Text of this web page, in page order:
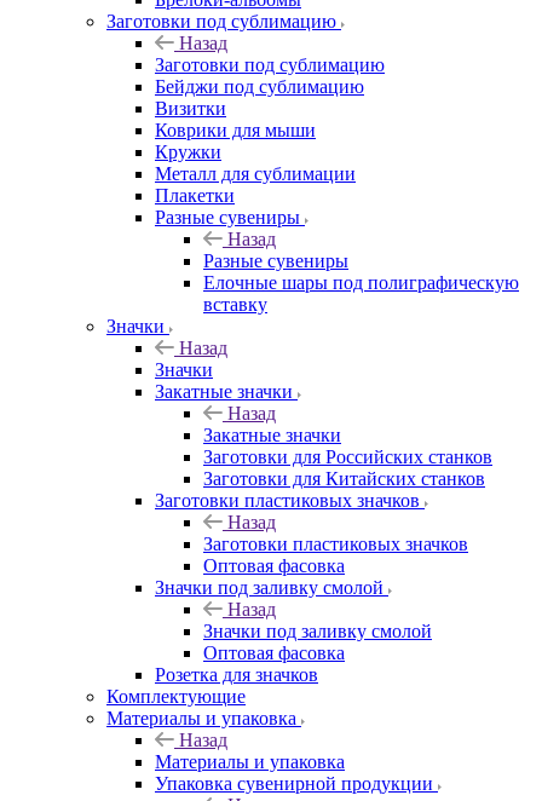
Заготовки под сублимацию
Назад
Заготовки под сублимацию
Бейджи под сублимацию
Визитки
Коврики для мыши
Кружки
Металл для сублимации
Плакетки
Разные сувениры
Назад
Разные сувениры
Елочные шары под полиграфическую
вставку
Значки
Назад
Значки
Закатные значки
Назад
Закатные значки
Заготовки для Российских станков
Заготовки для Китайских станков
Заготовки пластиковых значков
Назад
Заготовки пластиковых значков
Оптовая фасовка
Значки под заливку смолой
Назад
Значки под заливку смолой
Оптовая фасовка
Розетка для значков
Комплектующие
Материалы и упаковка
Назад
Материалы и упаковка
Упаковка сувенирной продукции